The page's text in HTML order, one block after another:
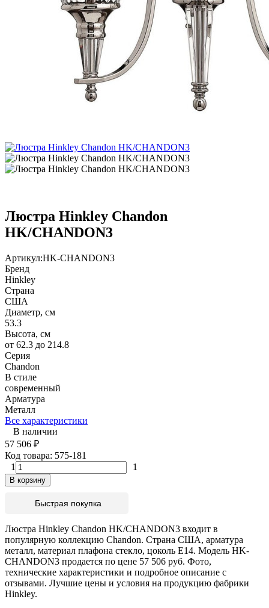
Люстра Hinkley Chandon
HK/CHANDON3
Артикул:HK-CHANDON3
Бренд
Hinkley
Страна
США
Диаметр, см
53.3
Высота, см
от 62.3 до 214.8
Серия
Chandon
В стиле
современный
Арматура
Металл
Все характеристики
В наличии
57 506 ₽
Код товара: 575-181
1
1
В корзину
Быстрая покупка
Люстра Hinkley Chandon HK/CHANDON3 входит в
популярную коллекцию Chandon. Страна США, арматура
металл, материал плафона стекло, цоколь E14. Модель HK-
CHANDON3 продается по цене 57 506 руб. Фото,
технические характеристики и подробное описание с
отзывами. Лучшие цены и условия на продукцию фабрики
Hinkley.